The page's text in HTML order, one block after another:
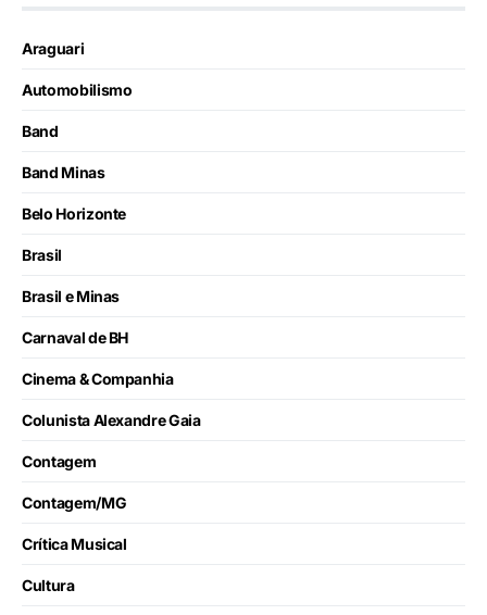
Araguari
Automobilismo
Band
Band Minas
Belo Horizonte
Brasil
Brasil e Minas
Carnaval de BH
Cinema & Companhia
Colunista Alexandre Gaia
Contagem
Contagem/MG
Crítica Musical
Cultura